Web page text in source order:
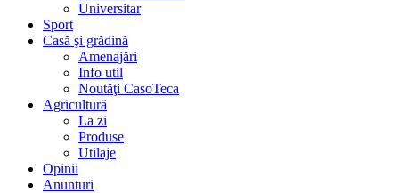
Universitar
Sport
Casă şi grădină
Amenajări
Info util
Noutăţi CasoTeca
Agricultură
La zi
Produse
Utilaje
Opinii
Anunturi